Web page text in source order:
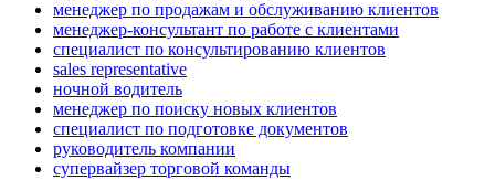
менеджер по продажам и обслуживанию клиентов
менеджер-консультант по работе с клиентами
специалист по консультированию клиентов
sales representative
ночной водитель
менеджер по поиску новых клиентов
специалист по подготовке документов
руководитель компании
супервайзер торговой команды